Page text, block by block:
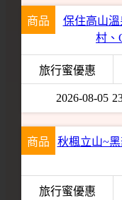
商品
保住高山
村、
旅行蜜優惠
2026-08-05
商品
秋楓立山~
旅行蜜優惠